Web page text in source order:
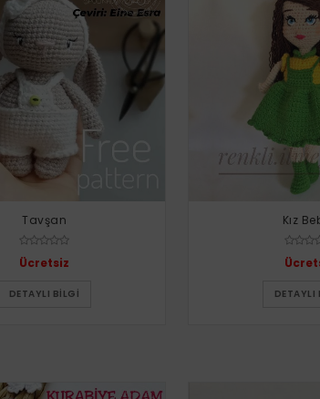
Tavşan
Ücretsiz
DETAYLI BILGI
Kız
DETAYLI